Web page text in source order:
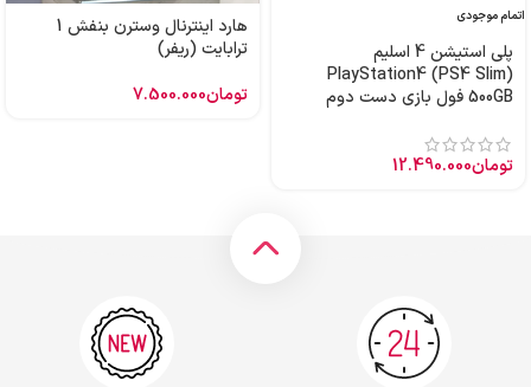
اتمام موجودی
پلی استیشن 4 اسلیم
PlayStation4 (PS4 Slim)
500GB فول بازی دست دوم
تومان12.490.000
هارد اینترنال وسترن بنفش 1
ترابایت (ریفر)
تومان7.500.000